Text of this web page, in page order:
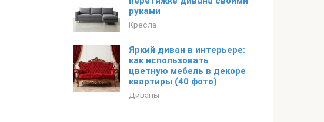
руками
Кресла
Яркий диван в интерьере:
как использовать
цветную мебель в декоре
квартиры (40 фото)
Диваны